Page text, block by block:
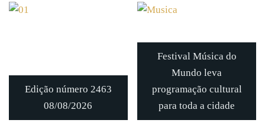
Edição número 2463
08/08/2026
Festival Música do
Mundo leva
programação cultural
para toda a cidade